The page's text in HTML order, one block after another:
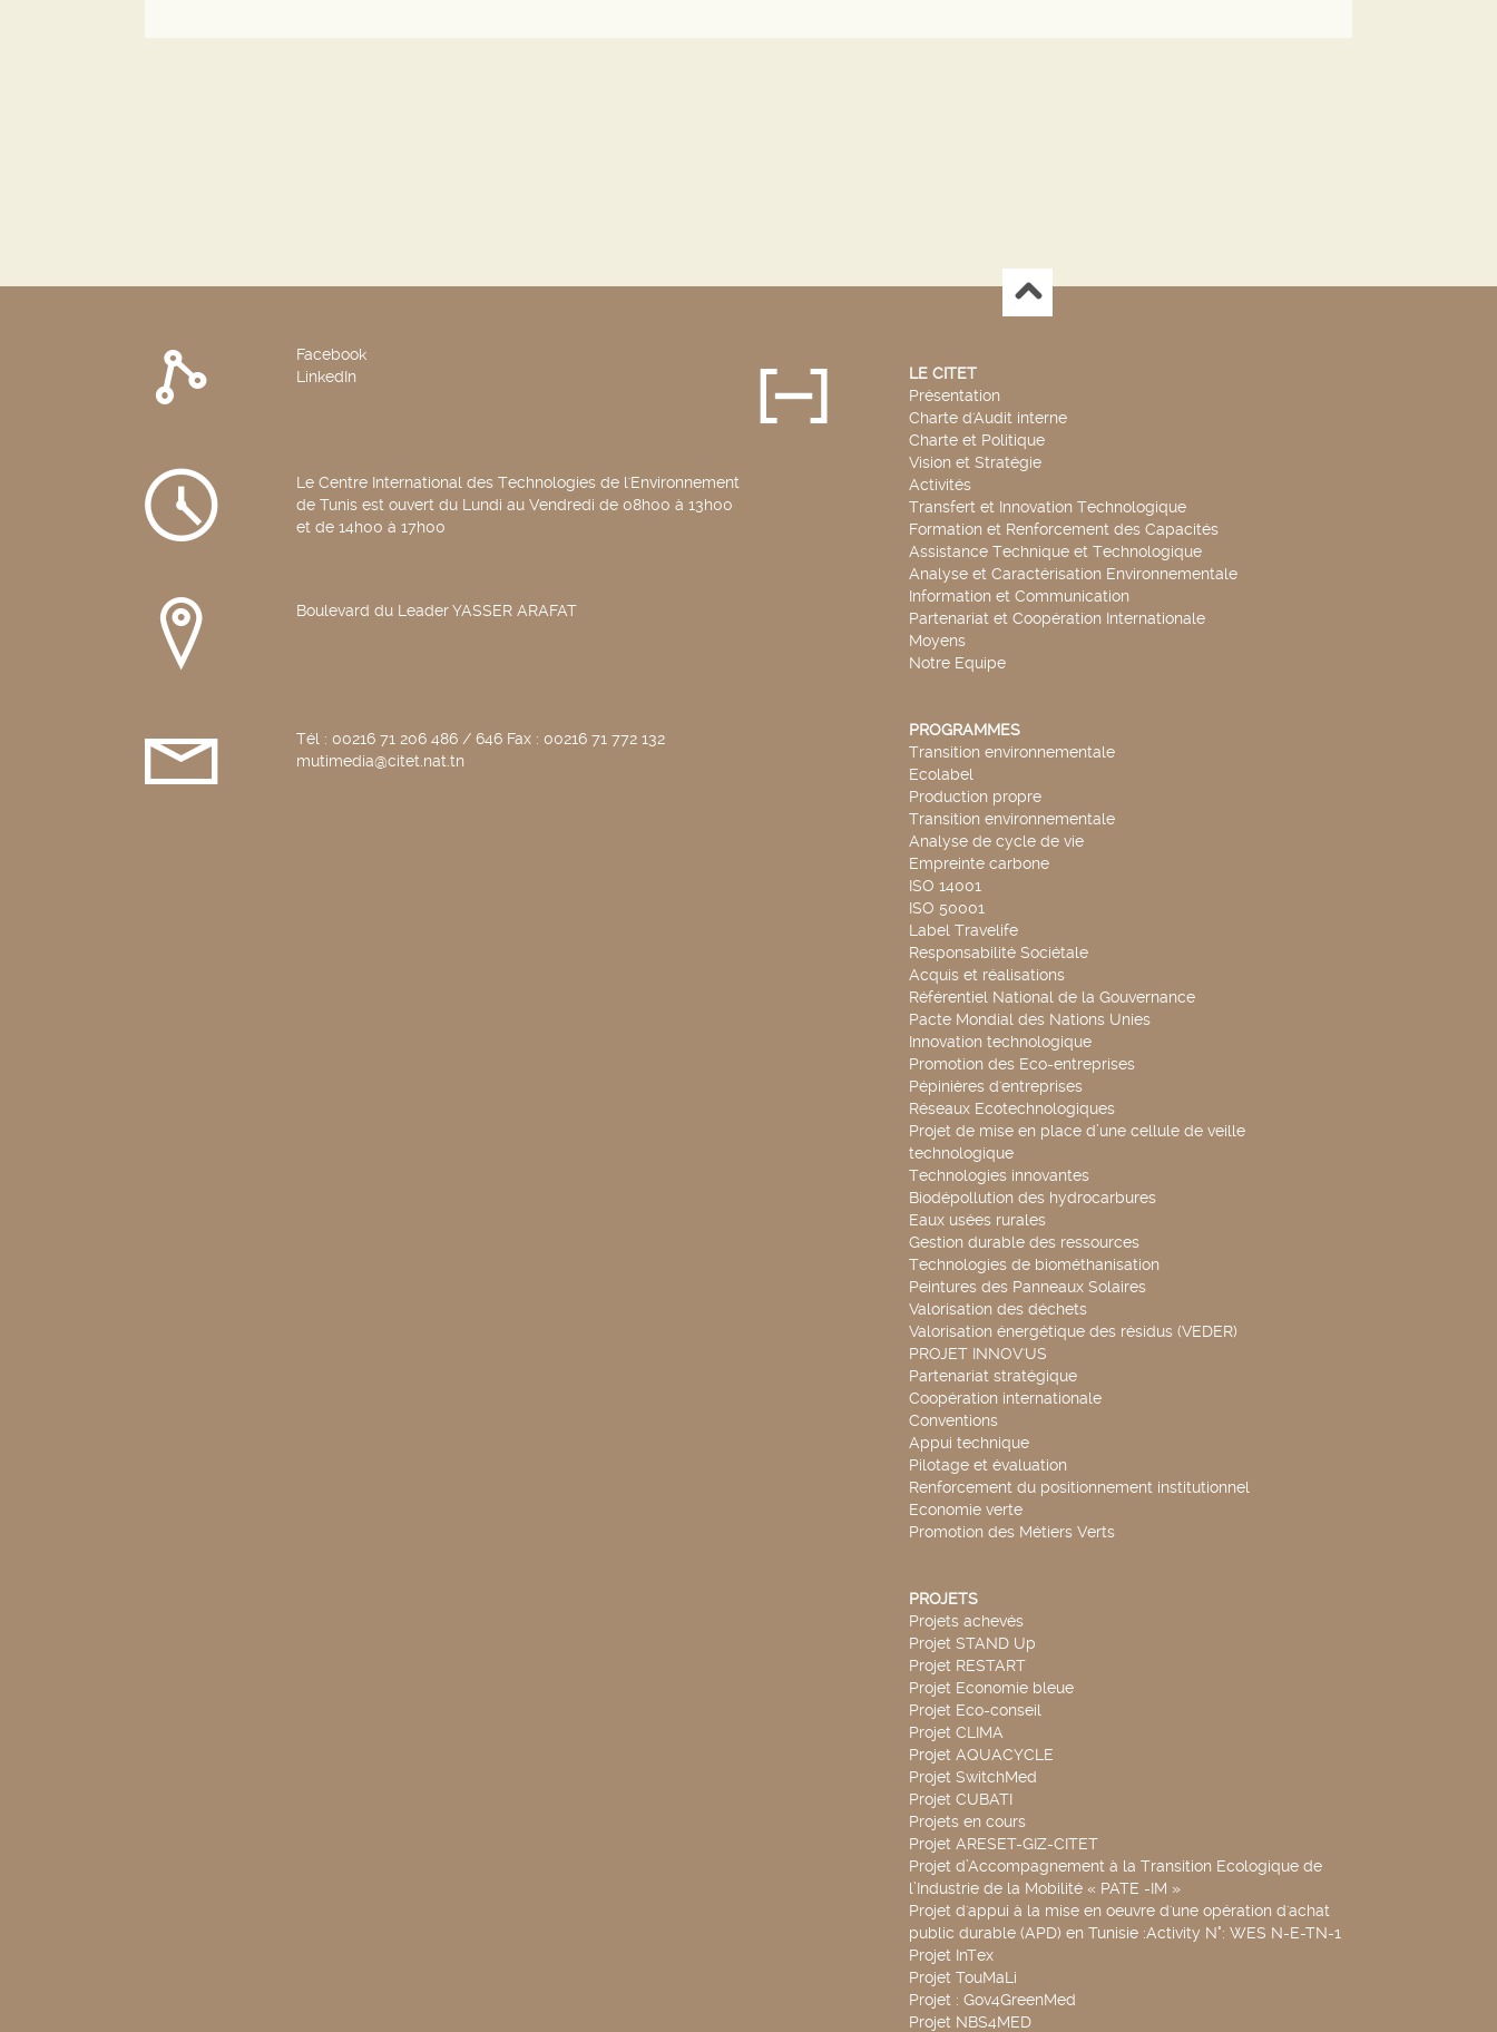
Facebook
LinkedIn
Le Centre International des Technologies de l'Environnement
de Tunis est ouvert du Lundi au Vendredi de 08h00 à 13h00
et de 14h00 à 17h00
Boulevard du Leader YASSER ARAFAT
Tél : 00216 71 206 486 / 646 Fax : 00216 71 772 132
mutimedia@citet.nat.tn
LE CITET
Présentation
Charte d'Audit interne
Charte et Politique
Vision et Stratégie
Activités
Transfert et Innovation Technologique
Formation et Renforcement des Capacités
Assistance Technique et Technologique
Analyse et Caractérisation Environnementale
Information et Communication
Partenariat et Coopération Internationale
Moyens
Notre Equipe
PROGRAMMES
Transition environnementale
Ecolabel
Production propre
Transition environnementale
Analyse de cycle de vie
Empreinte carbone
ISO 14001
ISO 50001
Label Travelife
Responsabilité Sociétale
Acquis et réalisations
Référentiel National de la Gouvernance
Pacte Mondial des Nations Unies
Innovation technologique
Promotion des Eco-entreprises
Pépinières d'entreprises
Réseaux Ecotechnologiques
Projet de mise en place d’une cellule de veille
technologique
Technologies innovantes
Biodépollution des hydrocarbures
Eaux usées rurales
Gestion durable des ressources
Technologies de biométhanisation
Peintures des Panneaux Solaires
Valorisation des déchets
Valorisation énergétique des résidus (VEDER)
PROJET INNOV'US
Partenariat stratégique
Coopération internationale
Conventions
Appui technique
Pilotage et évaluation
Renforcement du positionnement institutionnel
Economie verte
Promotion des Métiers Verts
PROJETS
Projets achevés
Projet STAND Up
Projet RESTART
Projet Economie bleue
Projet Eco-conseil
Projet CLIMA
Projet AQUACYCLE
Projet SwitchMed
Projet CUBATI
Projets en cours
Projet ARESET-GIZ-CITET
Projet d’Accompagnement à la Transition Ecologique de
l’Industrie de la Mobilité « PATE -IM »
Projet d'appui à la mise en oeuvre d'une opération d'achat
public durable (APD) en Tunisie :Activity N°: WES N-E-TN-1
Projet InTex
Projet TouMaLi
Projet : Gov4GreenMed
Projet NBS4MED